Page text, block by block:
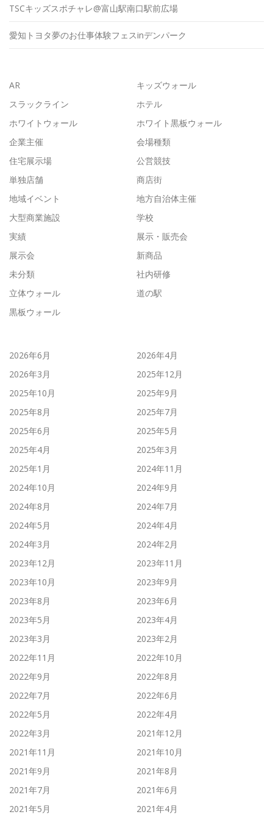
TSCキッズスポチャレ@富山駅南口駅前広場
愛知トヨタ夢のお仕事体験フェスinデンパーク
AR
キッズウォール
スラックライン
ホテル
ホワイトウォール
ホワイト黒板ウォール
企業主催
会場種類
住宅展示場
公営競技
単独店舗
商店街
地域イベント
地方自治体主催
大型商業施設
学校
実績
展示・販売会
展示会
新商品
未分類
社内研修
立体ウォール
道の駅
黒板ウォール
2026年6月
2026年4月
2026年3月
2025年12月
2025年10月
2025年9月
2025年8月
2025年7月
2025年6月
2025年5月
2025年4月
2025年3月
2025年1月
2024年11月
2024年10月
2024年9月
2024年8月
2024年7月
2024年5月
2024年4月
2024年3月
2024年2月
2023年12月
2023年11月
2023年10月
2023年9月
2023年8月
2023年6月
2023年5月
2023年4月
2023年3月
2023年2月
2022年11月
2022年10月
2022年9月
2022年8月
2022年7月
2022年6月
2022年5月
2022年4月
2022年3月
2021年12月
2021年11月
2021年10月
2021年9月
2021年8月
2021年7月
2021年6月
2021年5月
2021年4月